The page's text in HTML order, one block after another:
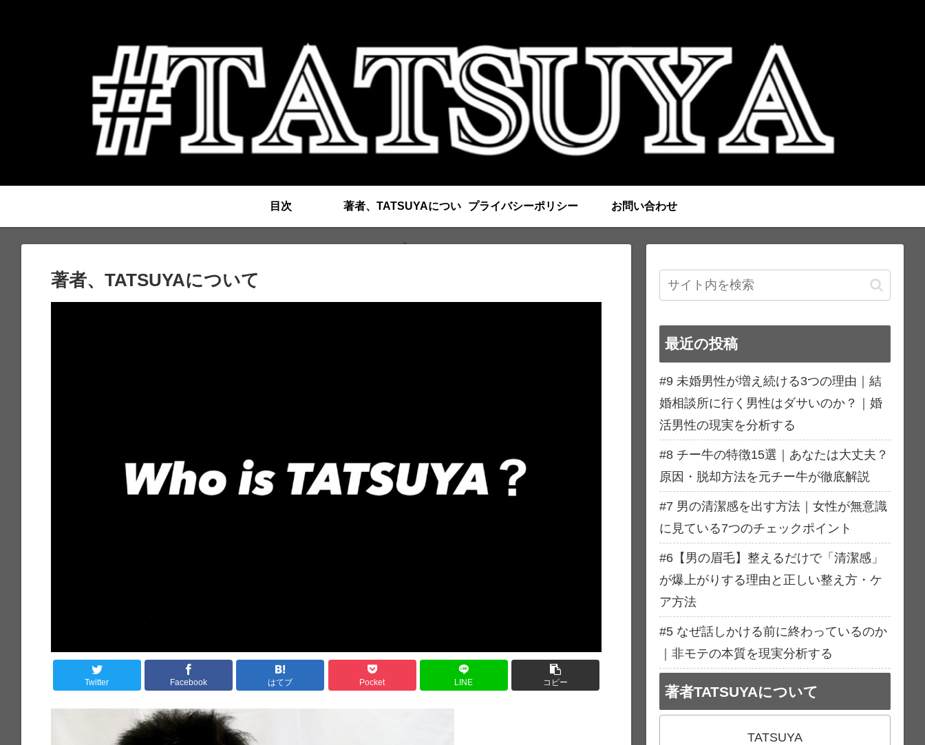
目次 著者、TATSUYAについ
て
プライバシーポリシー お問い合わせ
著者、TATSUYAについて
Twitter Facebook はてブ Pocket LINE コピー
最近の投稿
#9 未婚男性が増え続ける3つの理由｜結
婚相談所に行く男性はダサいのか？｜婚
活男性の現実を分析する
#8 チー牛の特徴15選｜あなたは大丈夫？
原因・脱却方法を元チー牛が徹底解説
#7 男の清潔感を出す方法｜女性が無意識
に見ている7つのチェックポイント
#6【男の眉毛】整えるだけで「清潔感」
が爆上がりする理由と正しい整え方・ケ
ア方法
#5 なぜ話しかける前に終わっているのか
｜非モテの本質を現実分析する
著者TATSUYAについて
TATSUYA